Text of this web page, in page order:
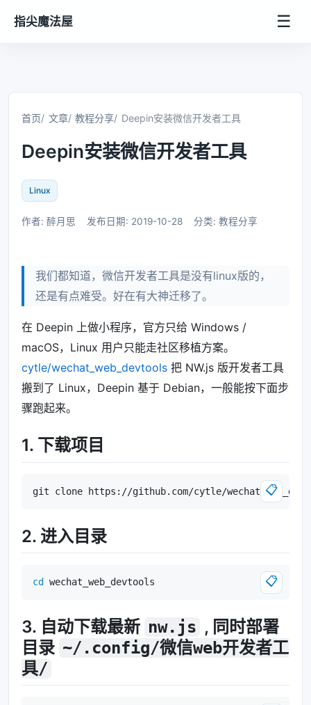
指尖魔法屋 ☰
首页 文章 教程分享 Deepin安装微信开发者工具
Deepin安装微信开发者工具
Linux
作者: 醉月思 发布日期: 2019-10-28 分类: 教程分享
我们都知道，微信开发者工具是没有linux版的，
还是有点难受。好在有大神迁移了。
在 Deepin 上做小程序，官方只给 Windows /
macOS，Linux 用户只能走社区移植方案。
cytle/wechat_web_devtools 把 NW.js 版开发者工具
搬到了 Linux，Deepin 基于 Debian，一般能按下面步
骤跑起来。
1. 下载项目
📋
2. 进入目录
cd 📋
3. 自动下载最新 nw.js , 同时部署
目录 ~/.config/微信web开发者工
具/